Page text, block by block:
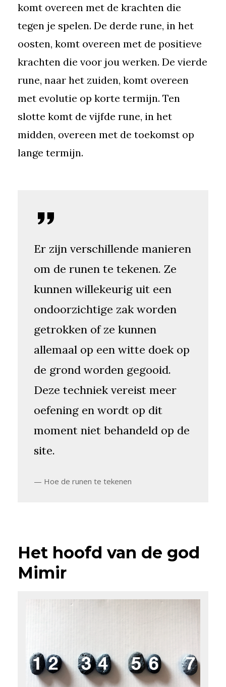
komt overeen met de krachten die
tegen je spelen. De derde rune, in het
oosten, komt overeen met de positieve
krachten die voor jou werken. De vierde
rune, naar het zuiden, komt overeen
met evolutie op korte termijn. Ten
slotte komt de vijfde rune, in het
midden, overeen met de toekomst op
lange termijn.
Er zijn verschillende manieren
om de runen te tekenen. Ze
kunnen willekeurig uit een
ondoorzichtige zak worden
getrokken of ze kunnen
allemaal op een witte doek op
de grond worden gegooid.
Deze techniek vereist meer
oefening en wordt op dit
moment niet behandeld op de
site.
Hoe de runen te tekenen
Het hoofd van de god
Mimir